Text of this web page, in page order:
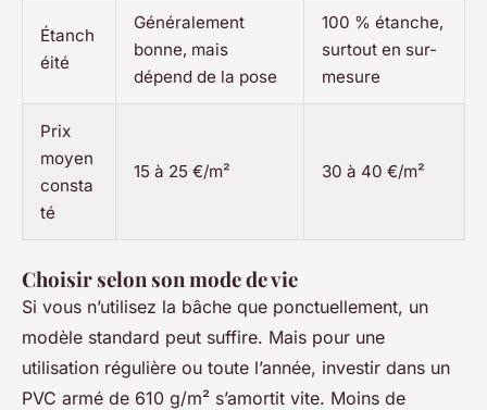
Étanch
éité
Généralement
bonne, mais
dépend de la pose
100 % étanche,
surtout en sur-
mesure
Prix
moyen
consta
té
15 à 25 €/m² 30 à 40 €/m²
Choisir selon son mode de vie
Si vous n’utilisez la bâche que ponctuellement, un
modèle standard peut suffire. Mais pour une
utilisation régulière ou toute l’année, investir dans un
PVC armé de 610 g/m² s’amortit vite. Moins de